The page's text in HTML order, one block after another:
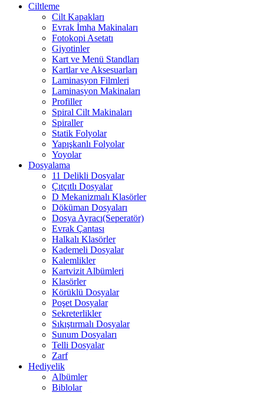
Ciltleme
Cilt Kapakları
Evrak İmha Makinaları
Fotokopi Asetatı
Giyotinler
Kart ve Menü Standları
Kartlar ve Aksesuarları
Laminasyon Filmleri
Laminasyon Makinaları
Profiller
Spiral Cilt Makinaları
Spiraller
Statik Folyolar
Yapışkanlı Folyolar
Yoyolar
Dosyalama
11 Delikli Dosyalar
Çıtçıtlı Dosyalar
D Mekanizmalı Klasörler
Döküman Dosyaları
Dosya Ayracı(Seperatör)
Evrak Çantası
Halkalı Klasörler
Kademeli Dosyalar
Kalemlikler
Kartvizit Albümleri
Klasörler
Körüklü Dosyalar
Poşet Dosyalar
Sekreterlikler
Sıkıştırmalı Dosyalar
Sunum Dosyaları
Telli Dosyalar
Zarf
Hediyelik
Albümler
Biblolar